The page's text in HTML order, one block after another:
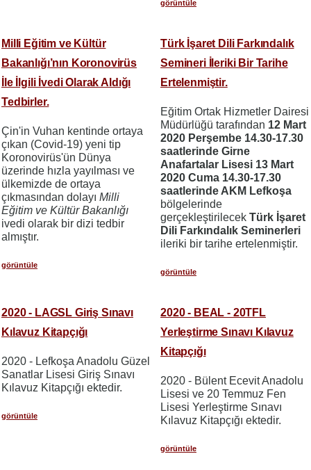
görüntüle
Milli Eğitim ve Kültür
Bakanlığı’nın Koronovirüs
İle İlgili İvedi Olarak Aldığı
Tedbirler.
Çin'in Vuhan kentinde ortaya
çıkan (Covid-19) yeni tip
Koronovirüs'ün Dünya
üzerinde hızla yayılması ve
ülkemizde de ortaya
çıkmasından dolayı Milli
Eğitim ve Kültür Bakanlığı
ivedi olarak bir dizi tedbir
almıştır.
görüntüle
Türk İşaret Dili Farkındalık
Semineri İleriki Bir Tarihe
Ertelenmiştir.
Eğitim Ortak Hizmetler Dairesi
Müdürlüğü tarafından 12 Mart
2020 Perşembe 14.30-17.30
saatlerinde Girne
Anafartalar Lisesi 13 Mart
2020 Cuma 14.30-17.30
saatlerinde AKM Lefkoşa
bölgelerinde
gerçekleştirilecek Türk İşaret
Dili Farkındalık Seminerleri
ileriki bir tarihe ertelenmiştir.
görüntüle
2020 - LAGSL Giriş Sınavı
Kılavuz Kitapçığı
2020 - Lefkoşa Anadolu Güzel
Sanatlar Lisesi Giriş Sınavı
Kılavuz Kitapçığı ektedir.
görüntüle
2020 - BEAL - 20TFL
Yerleştirme Sınavı Kılavuz
Kitapçığı
2020 - Bülent Ecevit Anadolu
Lisesi ve 20 Temmuz Fen
Lisesi Yerleştirme Sınavı
Kılavuz Kitapçığı ektedir.
görüntüle